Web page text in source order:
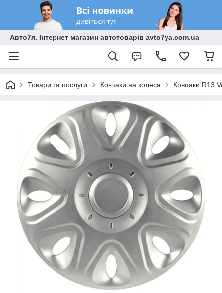
Авто7я. Інтернет магазин автотоварів avto7ya.com.ua
Товари та послуги Ковпаки на колеса Ковпаки R13